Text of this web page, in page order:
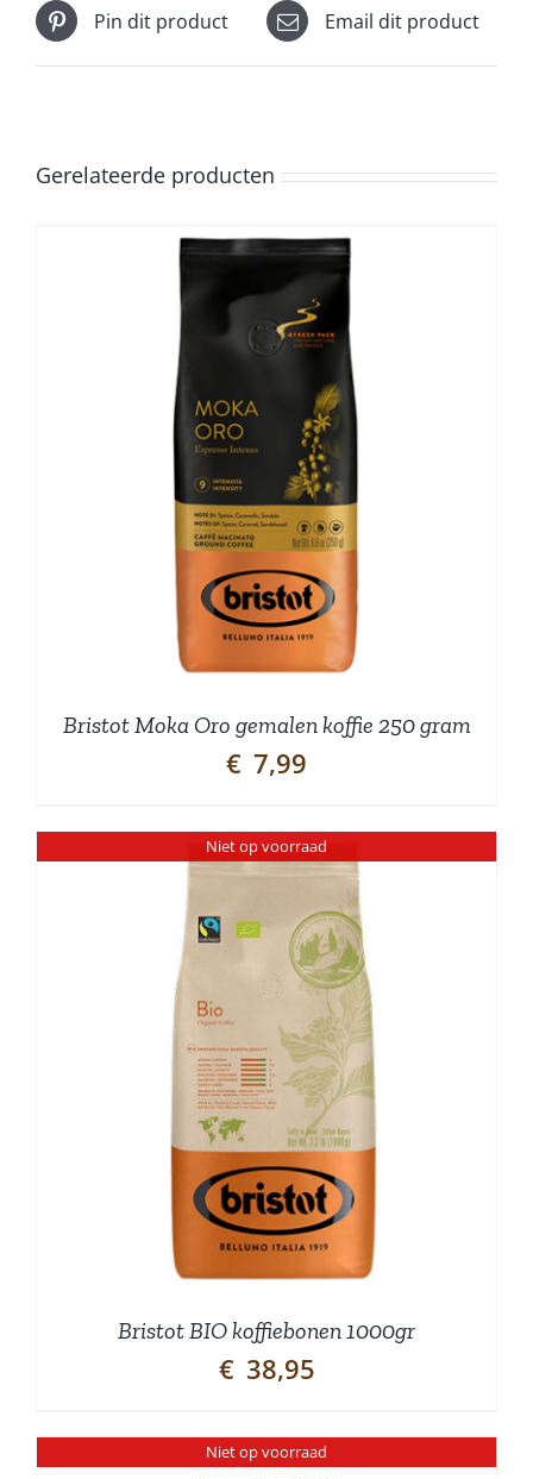
Pin dit product Email dit product
Gerelateerde producten
Bristot Moka Oro gemalen koffie 250 gram
€ 7,99
Niet op voorraad
Bristot BIO koffiebonen 1000gr
€ 38,95
Niet op voorraad